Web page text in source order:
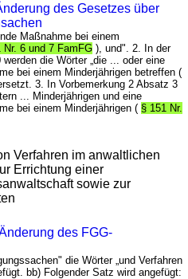
des Gesetzes über
Maßnahme bei einem
Nr. 6 und 7 FamFG ), und". 2. In der
die Wörter „die ... oder eine
bei einem Minderjährigen betreffen (
3. In Vorbemerkung 2 Absatz 3
... Minderjährigen und eine
bei einem Minderjährigen ( § 151 Nr.
Verfahren im anwaltlichen
Errichtung einer
sowie zur
des FGG-
die Wörter „und Verfahren
bb) Folgender Satz wird angefügt: